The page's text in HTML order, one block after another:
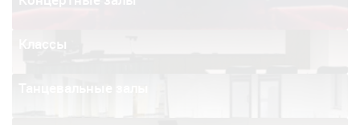
Классы